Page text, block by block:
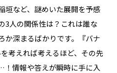
垣など、謎めいた展開を予感
3人の関係性は？これは誰な
か深まるばかりです。『バナ
考えれば考えるほど、その先
情報や答えが瞬時に手に入